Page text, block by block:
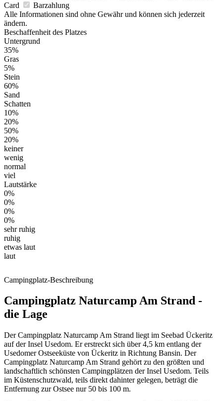
Card
Barzahlung
Alle Informationen sind ohne Gewähr und können sich jederzeit
ändern.
Beschaffenheit des Platzes
Untergrund
35%
Gras
5%
Stein
60%
Sand
Schatten
10%
20%
50%
20%
keiner
wenig
normal
viel
Lautstärke
0%
0%
0%
0%
sehr ruhig
ruhig
etwas laut
laut
Campingplatz-Beschreibung
Campingplatz Naturcamp Am Strand -
die Lage
Der Campingplatz Naturcamp Am Strand liegt im Seebad Ückeritz
auf der Insel Usedom. Er erstreckt sich über 4,5 km entlang der
Usedomer Ostseeküste von Ückeritz in Richtung Bansin. Der
Campingplatz Naturcamp Am Strand gehört zu den größten und
landschaftlich schönsten Campingplätzen der Insel Usedom. Teils
im Küstenschutzwald, teils direkt dahinter gelegen, beträgt die
Entfernung zur Ostsee nur 50 bis 100 m.